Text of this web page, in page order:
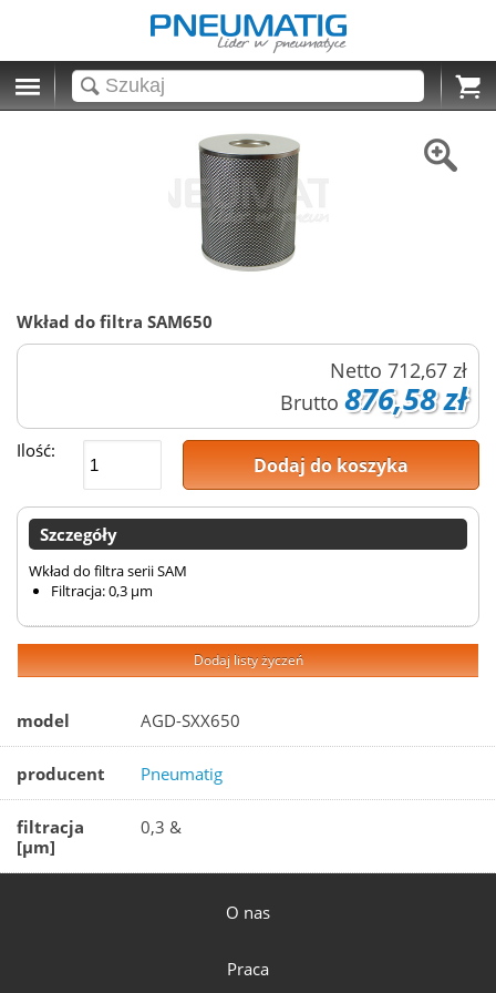
Cart
Wkład do filtra SAM650
Netto 712,67 zł
Brutto 876,58 zł
Ilość:
Dodaj do koszyka
Szczegóły
Wkład do filtra serii SAM
Filtracja: 0,3 µm
Dodaj listy życzeń
model AGD-SXX650
producent Pneumatig
filtracja
[µm]
0,3 &
O nas
Praca